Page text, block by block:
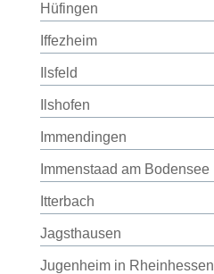
Hüfingen
Iffezheim
Ilsfeld
Ilshofen
Immendingen
Immenstaad am Bodensee
Itterbach
Jagsthausen
Jugenheim in Rheinhessen